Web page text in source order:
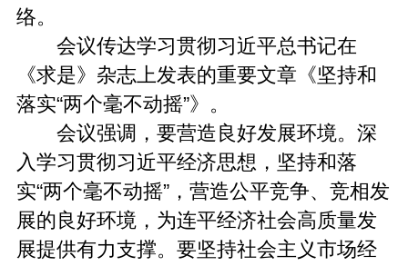
络。
会议传达学习贯彻习近平总书记在
《求是》杂志上发表的重要文章《坚持和
落实“两个毫不动摇”》。
会议强调，要营造良好发展环境。深
入学习贯彻习近平经济思想，坚持和落
实“两个毫不动摇”，营造公平竞争、竞相发
展的良好环境，为连平经济社会高质量发
展提供有力支撑。要坚持社会主义市场经